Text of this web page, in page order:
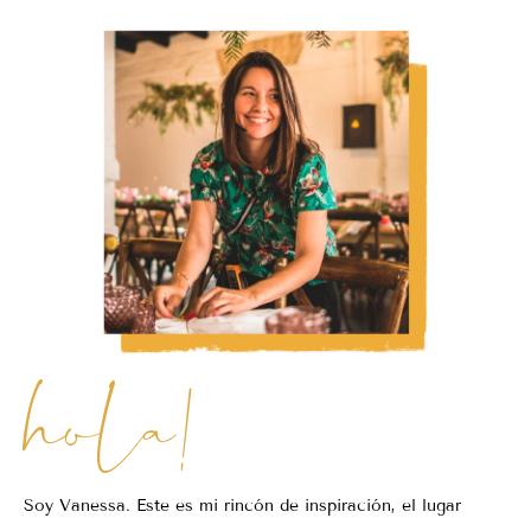
hola!
Soy Vanessa. Este es mi rincón de inspiración, el lugar